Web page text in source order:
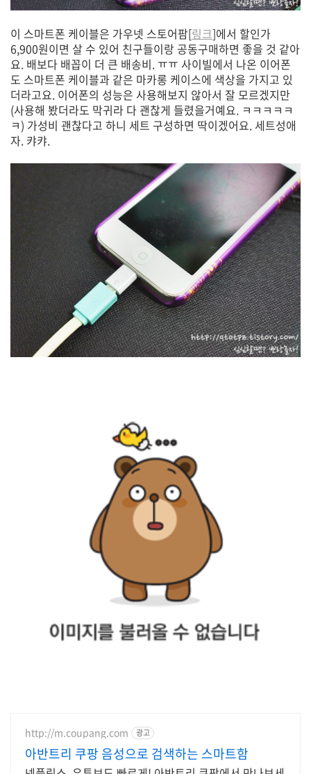
이 스마트폰 케이블은 가우넷 스토어팜[링크]에서 할인가
6,900원이면 살 수 있어 친구들이랑 공동구매하면 좋을 것 같아
요. 배보다 배꼽이 더 큰 배송비. ㅠㅠ 사이빌에서 나온 이어폰
도 스마트폰 케이블과 같은 마카롱 케이스에 색상을 가지고 있
더라고요. 이어폰의 성능은 사용해보지 않아서 잘 모르겠지만
(사용해 봤더라도 막귀라 다 괜찮게 들렸을거예요. ㅋㅋㅋㅋㅋ
ㅋ) 가성비 괜찮다고 하니 세트 구성하면 딱이겠어요. 세트성애
자. 캬캬.
http://m.coupang.com 광고
아반트리 쿠팡 음성으로 검색하는 스마트함